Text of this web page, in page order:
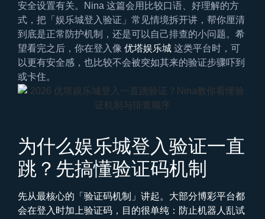
安全设置有关。Nina 这篇会用比较口语、好理解的方
式，把「娱乐城登入验证」常见情境拆开讲，帮你厘清
到底是正常防护机制，还是可以自己排查的小问题。希
望看完之后，你在登入像 优塔娱乐城 这类平台时，可
以更有安全感，也比较不会被突如其来的验证步骤吓到
或卡住。
为什么娱乐城登入验证一直
跳？先搞懂验证码机制
先从最核心的「验证码机制」讲起。大部分博彩平台都
会在登入时加上验证码，目的很单纯：防止机器人乱试